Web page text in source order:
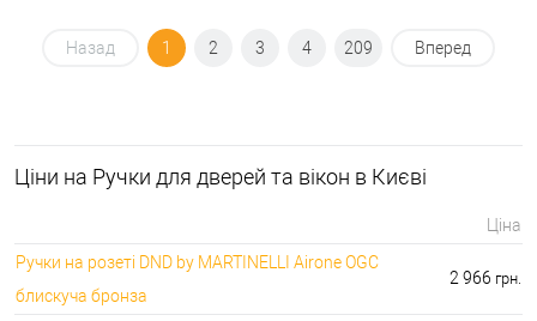
Назад 1 2 3 4 209 Вперед
Ціни на Ручки для дверей та вікон в Києві
Ціна
Ручки на розеті DND by MARTINELLI Aironе OGC
блискуча бронза
2 966 грн.